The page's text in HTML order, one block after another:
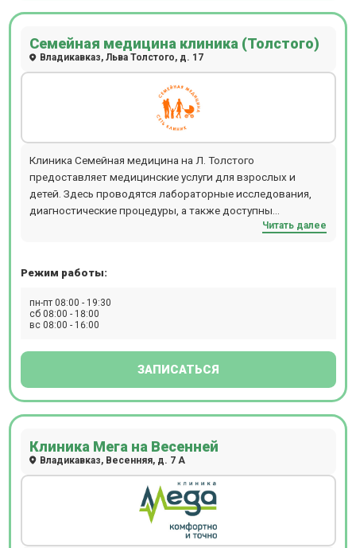
Семейная медицина клиника (Толстого)
Владикавказ, Льва Толстого, д. 17
Клиника Семейная медицина на Л. Толстого
предоставляет медицинские услуги для взрослых и
детей. Здесь проводятся лабораторные исследования,
диагностические процедуры, а также доступны
программы комплексных обследований. В клинике
и пандус, для детей — игровая зона.
Читать далее
Режим работы:
пн-пт 08:00 - 19:30
сб 08:00 - 18:00
вс 08:00 - 16:00
ЗАПИСАТЬСЯ
Клиника Мега на Весенней
Владикавказ, Весенняя, д. 7 А